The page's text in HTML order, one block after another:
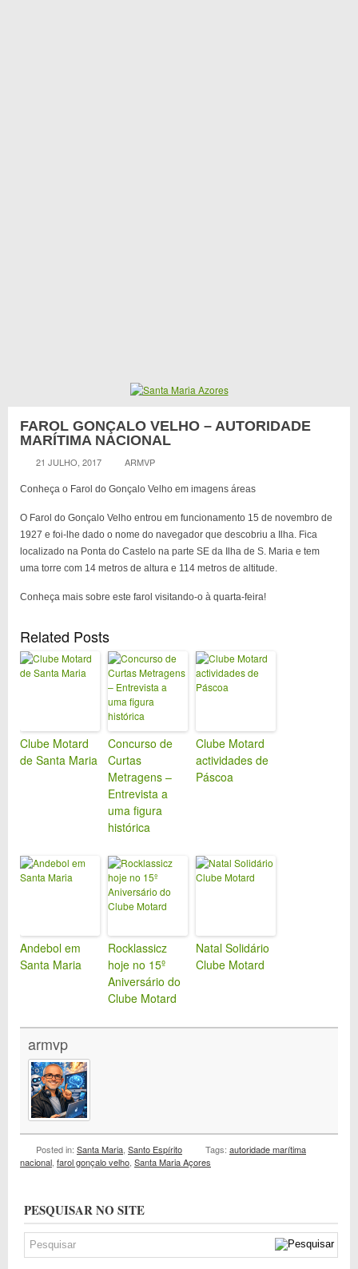
FAROL GONÇALO VELHO – AUTORIDADE
MARÍTIMA NACIONAL
21 JULHO, 2017 ARMVP
Conheça o Farol do Gonçalo Velho em imagens áreas
O Farol do Gonçalo Velho entrou em funcionamento 15 de novembro de
1927 e foi-lhe dado o nome do navegador que descobriu a Ilha. Fica
localizado na Ponta do Castelo na parte SE da Ilha de S. Maria e tem
uma torre com 14 metros de altura e 114 metros de altitude.
Conheça mais sobre este farol visitando-o à quarta-feira!
Related Posts
Clube Motard
de Santa Maria
Concurso de
Curtas
Metragens –
Entrevista a
uma figura
histórica
Clube Motard
actividades de
Páscoa
Andebol em
Santa Maria
Rocklassicz
hoje no 15º
Aniversário do
Clube Motard
Natal Solidário
Clube Motard
armvp
Posted in: Santa Maria Santo Espírito Tags: autoridade marítima
nacional farol gonçalo velho Santa Maria Açores
PESQUISAR NO SITE